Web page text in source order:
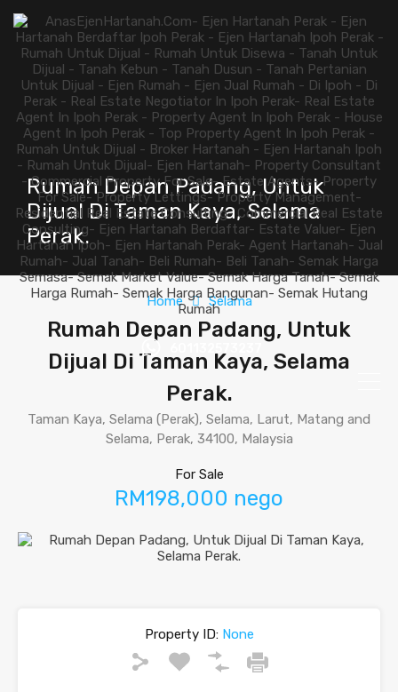
Rumah Depan Padang, Untuk
Dijual Di Taman Kaya, Selama
Perak.
Home Selama
Rumah Depan Padang, Untuk
Dijual Di Taman Kaya, Selama
Perak.
Taman Kaya, Selama (Perak), Selama, Larut, Matang and
Selama, Perak, 34100, Malaysia
For Sale
RM198,000 nego
Property ID:None